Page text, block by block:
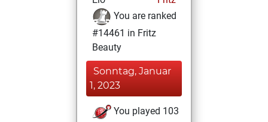
You are ranked
#14461 in Fritz
Beauty
Sonntag, Januar
1, 2023
You played 103